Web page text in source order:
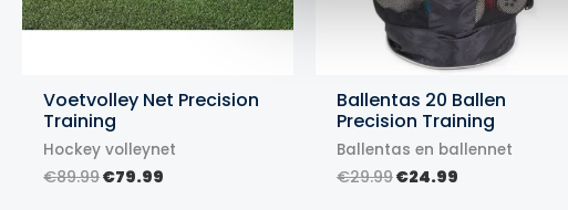
Voetvolley Net Precision
Training
Hockey volleynet
€89.99Oorspronkelijke
€79.99
Ballentas 20 Ballen
Precision Training
Ballentas en ballennet
€29.99Oorspronkelijke
€24.99Huidige